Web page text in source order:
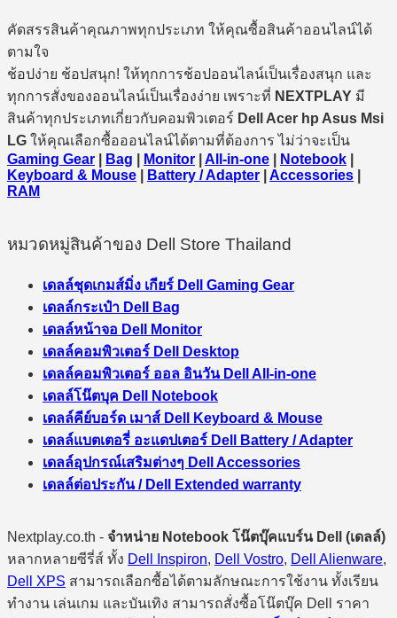
คัดสรรสินค้าคุณภาพทุกประเภท ให้คุณซื้อสินค้าออนไลน์ได้
ตามใจ
ช้อปง่าย ช้อปสนุก! ให้ทุกการช้อปออนไลน์เป็นเรื่องสนุก และ
ทุกการสั่งของออนไลน์เป็นเรื่องง่าย เพราะที่ NEXTPLAY มี
สินค้าทุกประเภทเกี่ยวกับคอมพิวเตอร์ Dell Acer hp Asus Msi
LG ให้คุณเลือกซื้อออนไลน์ได้ตามที่ต้องการ ไม่ว่าจะเป็น
Gaming Gear
Bag Monitor All-in-one Notebook
Keyboard & Mouse
Battery / Adapter Accessories
RAM
หมวดหมู่สินค้าของ Dell Store Thailand
เดลล์ชุดเกมส์มิ่ง เกียร์ Dell Gaming Gear
เดลล์กระเป๋า Dell Bag
เดลล์หน้าจอ Dell Monitor
เดลล์คอมพิวเตอร์ Dell Desktop
เดลล์คอมพิวเตอร์ ออล อินวัน Dell All-in-one
เดลล์โน๊ตบุค Dell Notebook
เดลล์คีย์บอร์ด เมาส์ Dell Keyboard & Mouse
เดลล์แบตเตอรี่ อะแดปเตอร์ Dell Battery / Adapter
เดลล์อุปกรณ์เสริมต่างๆ Dell Accessories
เดลล์ต่อประกัน / Dell Extended warranty
Nextplay.co.th - จำหน่าย Notebook โน๊ตบุ๊คแบร์น Dell (เดลล์)
หลากหลายซีรี่ส์ ทั้ง Dell Inspiron, Dell Vostro, Dell Alienware,
Dell XPS สามารถเลือกซื้อได้ตามลักษณะการใช้งาน ทั้งเรียน
ทำงาน เล่นเกม และบันเทิง สามารถสั่งซื้อโน๊ตบุ๊ค Dell ราคา